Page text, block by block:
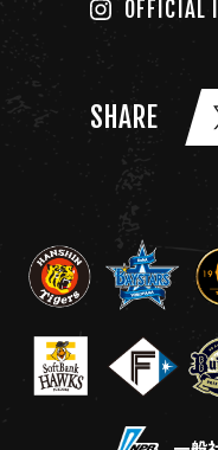
OFFICIAL
SHARE